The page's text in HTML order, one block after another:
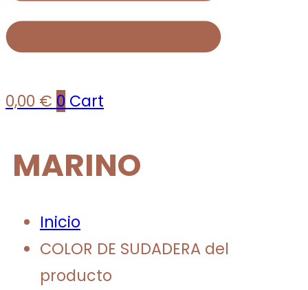
0,00 € 0 Cart
MARINO
Inicio
COLOR DE SUDADERA del
producto